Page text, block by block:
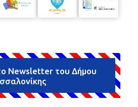
Newsletter του Δήμου